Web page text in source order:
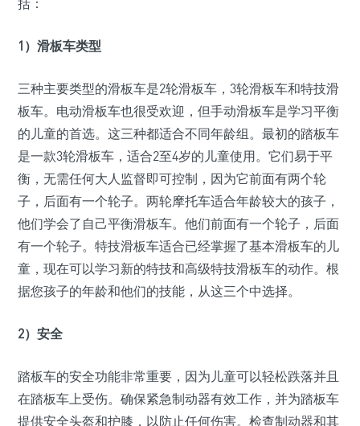
括：
1）滑板车类型
三种主要类型的滑板车是2轮滑板车，3轮滑板车和特技滑
板车。电动滑板车也很受欢迎，但手动滑板车是学习平衡
的儿童的首选。这三种都适合不同年龄组。最初的踏板车
是一款3轮滑板车，适合2至4岁的儿童使用。它们易于平
衡，无需任何大人监督即可控制，因为它前面有两个轮
子，后面有一个轮子。两轮摩托车适合年龄较大的孩子，
他们学会了自己平衡滑板车。他们前面有一个轮子，后面
有一个轮子。特技滑板车适合已经掌握了基本滑板车的儿
童，现在可以学习新的特技和高级特技滑板车的动作。根
据您孩子的年龄和他们的技能，从这三个中选择。
2）安全
踏板车的安全功能非常重要，因为儿童可以轻松跌落并且
在踏板车上受伤。确保紧急制动器有效工作，并为踏板车
提供安全头盔和护膝，以防止任何伤害。检查制动器和其